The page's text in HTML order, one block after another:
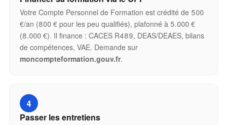
Votre Compte Personnel de Formation est crédité de 500
€/an (800 € pour les peu qualifiés), plafonné à 5.000 €
(8.000 €). Il finance : CACES R489, DEAS/DEAES, bilans
de compétences, VAE. Demande sur
moncompteformation.gouv.fr.
4
Passer les entretiens